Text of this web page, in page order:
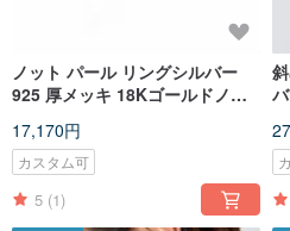
ノット パール リングシルバー
925 厚メッキ 18Kゴールドノッ
17,170円
カスタム可
5 (1)